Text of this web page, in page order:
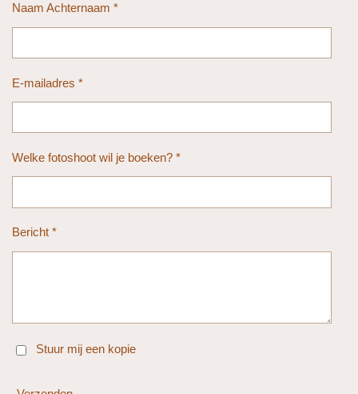
Naam Achternaam *
E-mailadres *
Welke fotoshoot wil je boeken? *
Bericht *
Stuur mij een kopie